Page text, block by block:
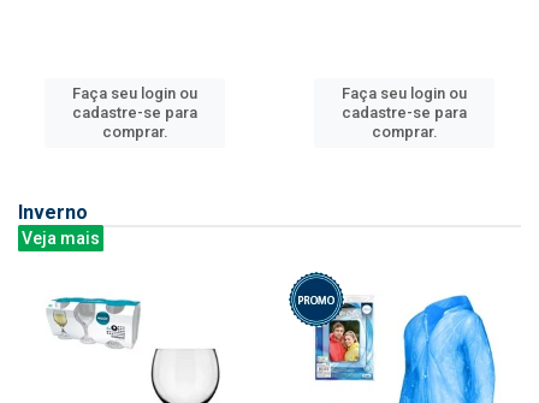
Faça seu login ou
cadastre-se para
comprar.
Faça seu login ou
cadastre-se para
comprar.
Inverno
Veja mais